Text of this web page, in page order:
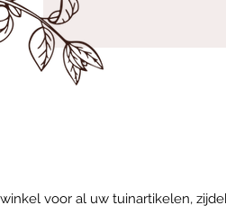
voor al uw tuinartikelen,